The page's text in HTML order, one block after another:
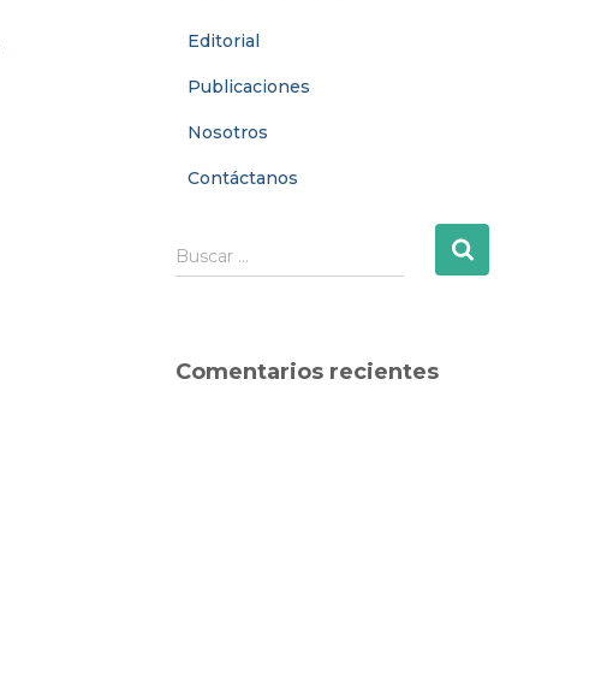
Editorial
Publicaciones
Nosotros
Contáctanos
B
u
r
Buscar …
Comentarios recientes